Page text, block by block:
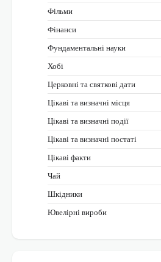
Фільми
Фінанси
Фундаментальні науки
Хобі
Церковні та святкові дати
Цікаві та визначні місця
Цікаві та визначні події
Цікаві та визначні постаті
Цікаві факти
Чай
Шкідники
Ювелірні вироби